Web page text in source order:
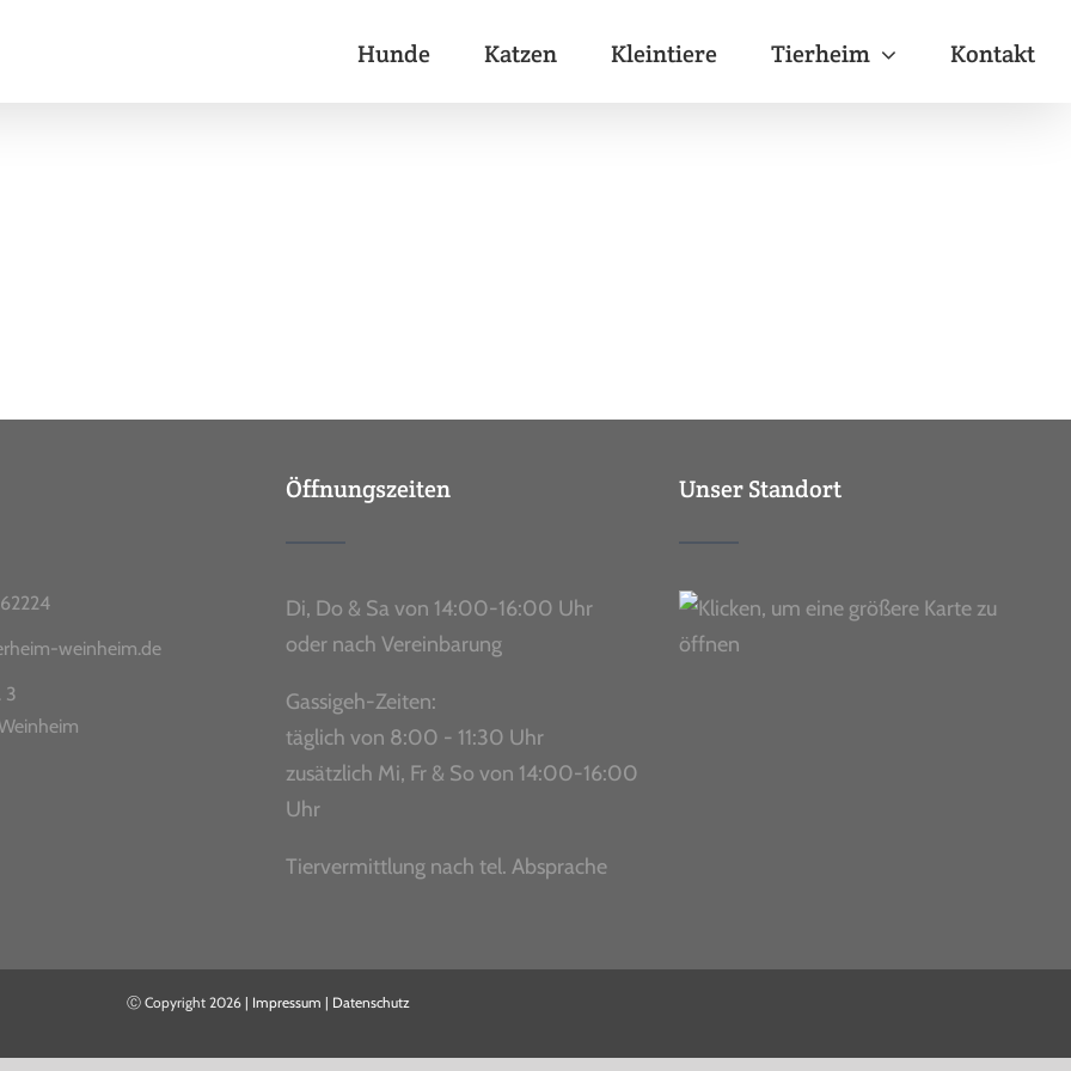
Hunde Katzen Kleintiere Tierheim Kontakt
weinheim.de
3
Öffnungszeiten
Di, Do & Sa von 14:00-16:00 Uhr
oder nach Vereinbarung
Gassigeh-Zeiten:
täglich von 8:00 - 11:30 Uhr
zusätzlich Mi, Fr & So von 14:00-16:00
Uhr
Tiervermittlung nach tel. Absprache
Unser Standort
Ⓒ Copyright 2026 | Impressum | Datenschutz